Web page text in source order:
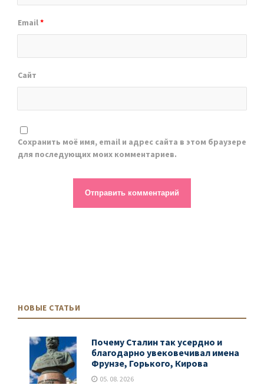
Email*
Сайт
Сохранить моё имя, email и адрес сайта в этом браузере
для последующих моих комментариев.
НОВЫЕ СТАТЬИ
Почему Сталин так усердно и
благодарно увековечивал имена
Фрунзе, Горького, Кирова
05. 08. 2026